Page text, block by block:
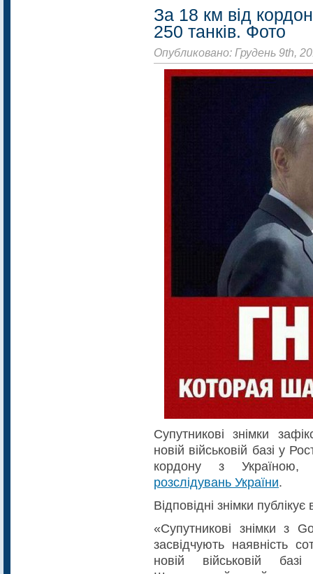
За 18 км від
250 танків. Фото
Опубликовано: Грудень 9th,
Супутникові знімки
новій військовій базі у
кордону з
розслідувань України.
Відповідні знімки
«Супутникові знімки з
засвідчують наявність
новій військовій